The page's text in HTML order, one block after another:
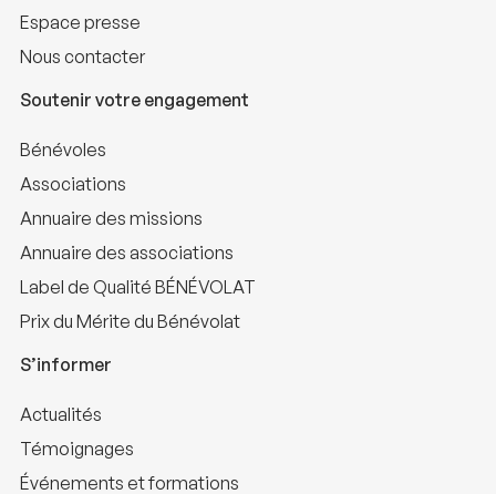
Espace presse
Nous contacter
Soutenir votre engagement
Bénévoles
Associations
Annuaire des missions
Annuaire des associations
Label de Qualité BÉNÉVOLAT
Prix du Mérite du Bénévolat
S’informer
Actualités
Témoignages
Événements et formations